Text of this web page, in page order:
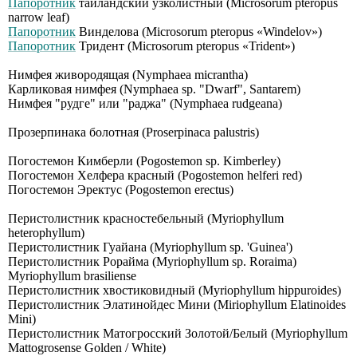
Папоротник таиландский узколистный (Мiсrоsоrum рtеrорus
nаrrоw lеаf)
Папоротник Винделова (Мiсrоsоrum рtеrорus «Windеlоv»)
Папоротник Тридент (Microsorum pteropus «Trident»)
Нимфея живородящая (Nymphaea micrantha)
Карликовая нимфея (Nymphaea sp. "Dwarf", Santarem)
Нимфея "рудге" или "раджа" (Nymphaea rudgeana)
Прозерпинака болотная (Proserpinaca palustris)
Погостемон Кимберли (Pogostemon sp. Kimberley)
Погостемон Хелфера красный (Pogostemon helferi red)
Погостемон Эректус (Pogostemon erectus)
Перистолистник красностебельный (Myriophyllum
heterophyllum)
Перистолистник Гуайана (Myriophyllum sp. 'Guinea')
Перистолистник Рорайма (Myriophyllum sp. Roraima)
Myriophyllum brasiliense
Перистолистник хвостиковидный (Myriophyllum hippuroides)
Перистолистник Элатинойдес Мини (Мiriорhyllum Еlаtinоidеs
Мini)
Перистолистник Матогросский Золотой/Белый (Мyriорhyllum
Маttоgrоsеnsе Gоldеn / Whitе)